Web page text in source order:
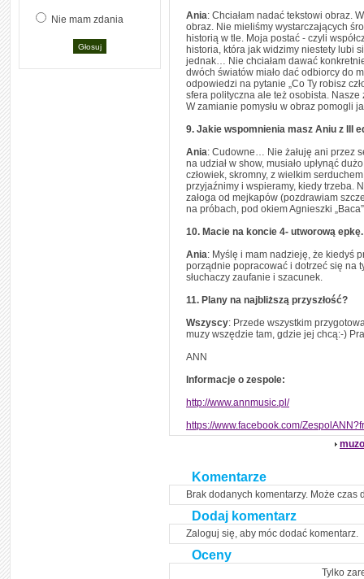
Nie mam zdania
Ania: Chciałam nadać tekstowi obraz.
obraz. Nie mieliśmy wystarczających
historią w tle. Moja postać - czyli
historia, która jak widzimy niestety lubi
jednak… Nie chciałam dawać
dwóch światów miało dać odbiorcy do
odpowiedzi na pytanie „Co Ty robisz
sfera polityczna ale też osobista.
W zamianie pomysłu w obraz pomogli
9. Jakie wspomnienia masz Aniu z III
Ania: Cudowne… Nie żałuję ani przez
na udział w show, musiało upłynąć
człowiek, skromny, z wielkim
przyjaźnimy i wspieramy, kiedy trzeba.
załoga od mejkapów (pozdrawiam
na próbach, pod okiem Agnieszki
10. Macie na koncie 4- utworową
Ania: Myślę i mam nadzieję, że kiedyś
porządnie popracować i dotrzeć się na
słuchaczy zaufanie i szacunek.
11. Plany na najbliższą przyszłość?
Wszyscy: Przede wszystkim
muzy wszędzie tam, gdzie jej chcą:-)
ANN
Informacje o zespole:
http://www.annmusic.pl/
https://www.facebook.com/
Komentarze
Brak dodanych komentarzy. Może czas
Dodaj komentarz
Zaloguj się, aby móc dodać komentarz.
Oceny
Tylko